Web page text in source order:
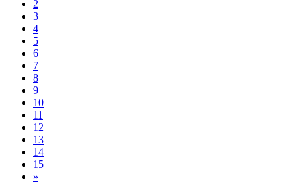
2
3
4
5
6
7
8
9
10
11
12
13
14
15
»